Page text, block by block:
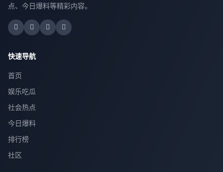
点、今日爆料等精彩内容。
快速导航
首页
娱乐吃瓜
社会热点
今日爆料
排行榜
社区